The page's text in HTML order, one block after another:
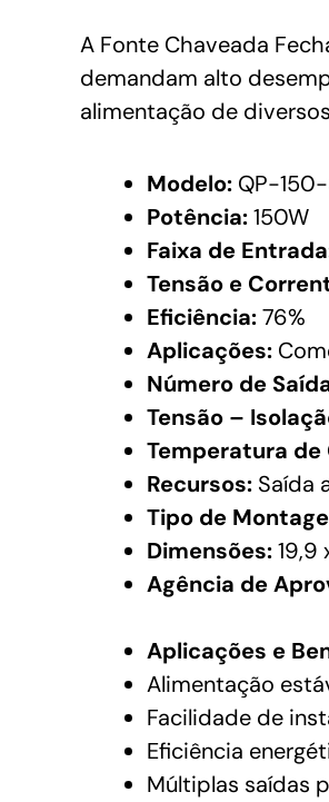
A Fonte Chaveada
demandam alto
alimentação de
Modelo: QP-
Potência:150W
Faixa de
Tensão e
Eficiência:76%
Aplicações:
Número de
Tensão –
Temperatura de
Recursos: Saída
Tipo de
Dimensões:19,9
Agência de
Aplicações e
Alimentação
Facilidade de
Eficiência
Múltiplas saídas